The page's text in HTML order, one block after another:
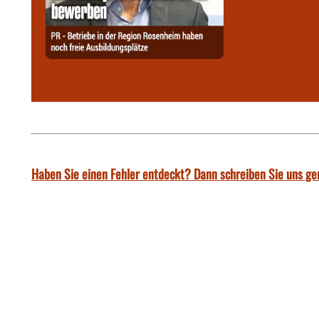
Haben Sie einen Fehler entdeckt? Dann schreiben Sie uns